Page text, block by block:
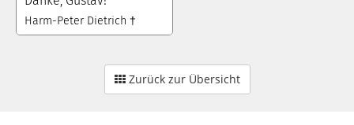
Harm-Peter Dietrich †
Zurück zur Übersicht